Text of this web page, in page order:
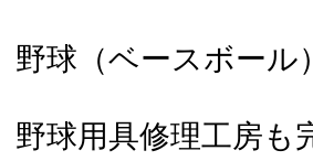
野球（ベースボー
野球用具修理工房